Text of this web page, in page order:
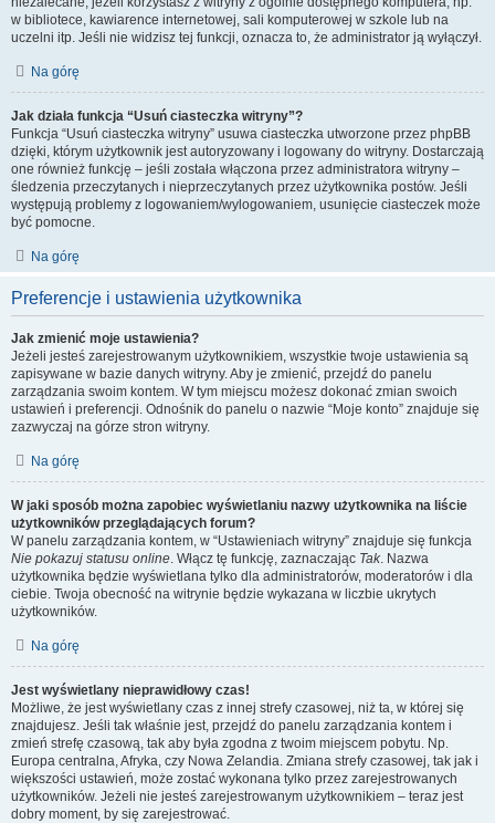
w bibliotece, kawiarence internetowej, sali komputerowej w szkole lub na
uczelni itp. Jeśli nie widzisz tej funkcji, oznacza to, że administrator ją wyłączył.
Na górę
Jak działa funkcja “Usuń ciasteczka witryny”?
Funkcja “Usuń ciasteczka witryny” usuwa ciasteczka utworzone przez phpBB
dzięki, którym użytkownik jest autoryzowany i logowany do witryny. Dostarczają
one również funkcję – jeśli została włączona przez administratora witryny –
śledzenia przeczytanych i nieprzeczytanych przez użytkownika postów. Jeśli
występują problemy z logowaniem/wylogowaniem, usunięcie ciasteczek może
być pomocne.
Na górę
Preferencje i ustawienia użytkownika
Jak zmienić moje ustawienia?
Jeżeli jesteś zarejestrowanym użytkownikiem, wszystkie twoje ustawienia są
zapisywane w bazie danych witryny. Aby je zmienić, przejdź do panelu
zarządzania swoim kontem. W tym miejscu możesz dokonać zmian swoich
ustawień i preferencji. Odnośnik do panelu o nazwie “Moje konto” znajduje się
zazwyczaj na górze stron witryny.
Na górę
W jaki sposób można zapobiec wyświetlaniu nazwy użytkownika na liście
użytkowników przeglądających forum?
W panelu zarządzania kontem, w “Ustawieniach witryny” znajduje się funkcja
Nie pokazuj statusu online. Włącz tę funkcję, zaznaczając Tak. Nazwa
użytkownika będzie wyświetlana tylko dla administratorów, moderatorów i dla
ciebie. Twoja obecność na witrynie będzie wykazana w liczbie ukrytych
użytkowników.
Na górę
Jest wyświetlany nieprawidłowy czas!
Możliwe, że jest wyświetlany czas z innej strefy czasowej, niż ta, w której się
znajdujesz. Jeśli tak właśnie jest, przejdź do panelu zarządzania kontem i
zmień strefę czasową, tak aby była zgodna z twoim miejscem pobytu. Np.
Europa centralna, Afryka, czy Nowa Zelandia. Zmiana strefy czasowej, tak jak i
większości ustawień, może zostać wykonana tylko przez zarejestrowanych
użytkowników. Jeżeli nie jesteś zarejestrowanym użytkownikiem – teraz jest
dobry moment, by się zarejestrować.